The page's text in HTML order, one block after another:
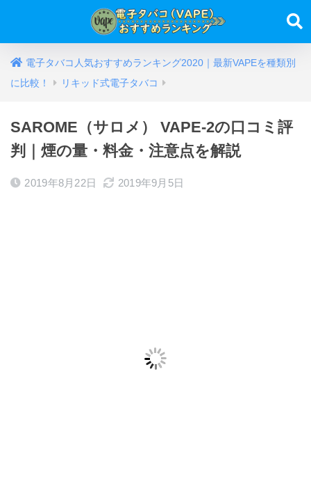
電子タバコ人気おすすめランキング2020｜最新VAPEを種類別
に比較！
リキッド式電子タバコ
SAROME（サロメ） VAPE-2の口コミ評
判｜煙の量・料金・注意点を解説
2019年8月22日 2019年9月5日